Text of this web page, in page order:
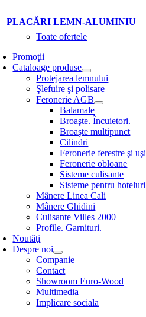
PLACĂRI LEMN-ALUMINIU
Toate ofertele
Promoţii
Cataloage produse
Protejarea lemnului
Şlefuire şi polisare
Feronerie AGB
Balamale
Broaşte. Încuietori.
Broaşte multipunct
Cilindri
Feronerie ferestre şi uşi
Feronerie obloane
Sisteme culisante
Sisteme pentru hoteluri
Mânere Linea Cali
Mânere Ghidini
Culisante Villes 2000
Profile. Garnituri.
Noutăţi
Despre noi
Companie
Contact
Showroom Euro-Wood
Multimedia
Implicare sociala